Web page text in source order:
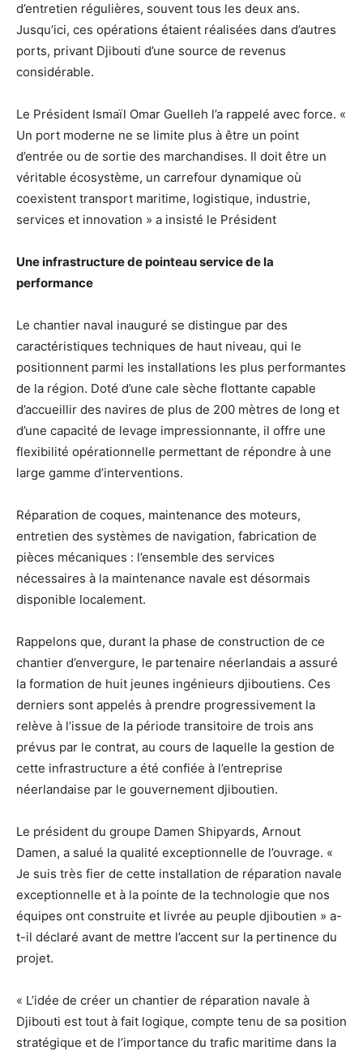
d’entretien régulières, souvent tous les deux ans.
Jusqu’ici, ces opérations étaient réalisées dans d’autres
ports, privant Djibouti d’une source de revenus
considérable.
Le Président Ismaïl Omar Guelleh l’a rappelé avec force. «
Un port moderne ne se limite plus à être un point
d’entrée ou de sortie des marchandises. Il doit être un
véritable écosystème, un carrefour dynamique où
coexistent transport maritime, logistique, industrie,
services et innovation » a insisté le Président
Une infrastructure de pointeau service de la
performance
Le chantier naval inauguré se distingue par des
caractéristiques techniques de haut niveau, qui le
positionnent parmi les installations les plus performantes
de la région. Doté d’une cale sèche flottante capable
d’accueillir des navires de plus de 200 mètres de long et
d’une capacité de levage impressionnante, il offre une
flexibilité opérationnelle permettant de répondre à une
large gamme d’interventions.
Réparation de coques, maintenance des moteurs,
entretien des systèmes de navigation, fabrication de
pièces mécaniques : l’ensemble des services
nécessaires à la maintenance navale est désormais
disponible localement.
Rappelons que, durant la phase de construction de ce
chantier d’envergure, le partenaire néerlandais a assuré
la formation de huit jeunes ingénieurs djiboutiens. Ces
derniers sont appelés à prendre progressivement la
relève à l’issue de la période transitoire de trois ans
prévus par le contrat, au cours de laquelle la gestion de
cette infrastructure a été confiée à l’entreprise
néerlandaise par le gouvernement djiboutien.
Le président du groupe Damen Shipyards, Arnout
Damen, a salué la qualité exceptionnelle de l’ouvrage. «
Je suis très fier de cette installation de réparation navale
exceptionnelle et à la pointe de la technologie que nos
équipes ont construite et livrée au peuple djiboutien » a-
t-il déclaré avant de mettre l’accent sur la pertinence du
projet.
« L’idée de créer un chantier de réparation navale à
Djibouti est tout à fait logique, compte tenu de sa position
stratégique et de l’importance du trafic maritime dans la